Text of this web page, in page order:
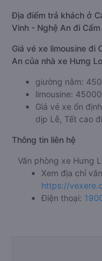
Địa điểm trả khách ở
Vinh - Nghệ An đi
Giá vé xe limousine đi
An của nhà xe Hưng
giường nằm:
limousine:
Giá vé xe ổn
dịp Lễ, Tết cao
Thông tin liên hệ
Văn phòng xe Hưng
Xem địa chỉ
https://
Điện thoại: